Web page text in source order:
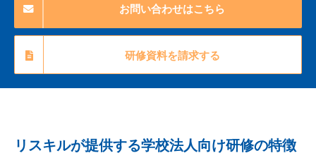
お問い合わせはこちら
研修資料を請求する
リスキルが提供する学校法人向け研修の特徴